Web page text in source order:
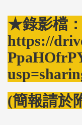
★錄影檔：
https://
(簡報請於